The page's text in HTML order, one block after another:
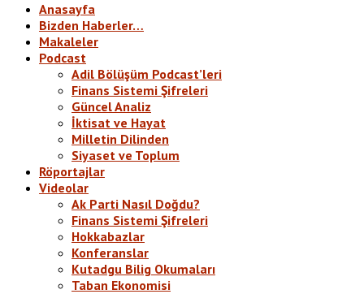
Anasayfa
Bizden Haberler…
Makaleler
Podcast
Adil Bölüşüm Podcast’leri
Finans Sistemi Şifreleri
Güncel Analiz
İktisat ve Hayat
Milletin Dilinden
Siyaset ve Toplum
Röportajlar
Videolar
Ak Parti Nasıl Doğdu?
Finans Sistemi Şifreleri
Hokkabazlar
Konferanslar
Kutadgu Bilig Okumaları
Taban Ekonomisi